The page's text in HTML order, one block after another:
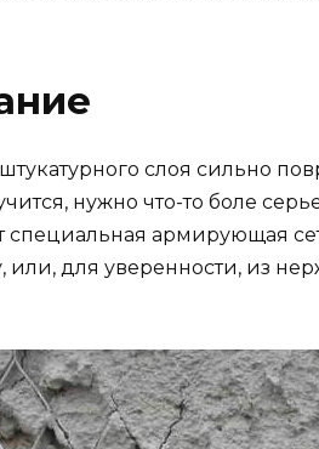
слоя сильно
нужно что-то боле
армирующая
или, для уверенности, из